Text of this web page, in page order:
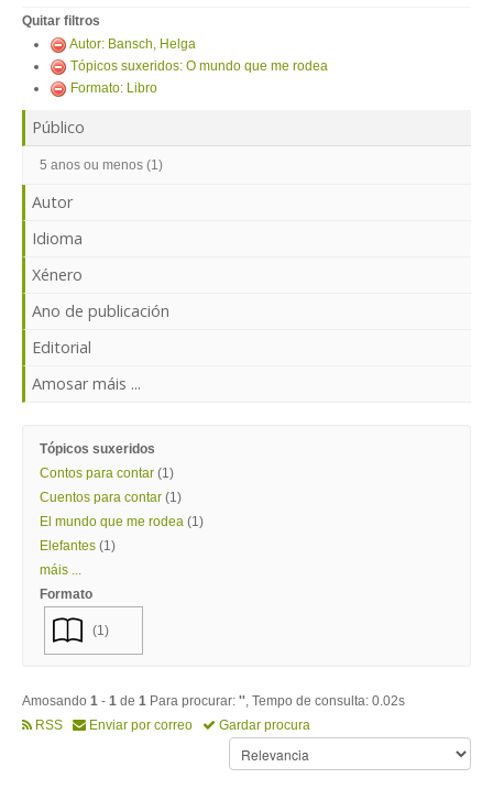
Quitar filtros
Autor: Bansch, Helga
Tópicos suxeridos: O mundo que me rodea
Formato: Libro
Público
5 anos ou menos (1)
Autor
Idioma
Xénero
Ano de publicación
Editorial
Amosar máis ...
Tópicos suxeridos
Contos para contar (1)
Cuentos para contar (1)
El mundo que me rodea (1)
Elefantes (1)
máis ...
Formato
(1)
Amosando 1 - 1 de 1 Para procurar: '', Tempo de consulta: 0.02s
RSS
Enviar por correo Gardar procura